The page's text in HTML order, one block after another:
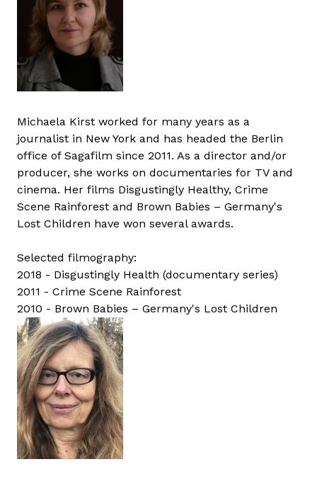
Michaela Kirst worked for many years as a
journalist in New York and has headed the Berlin
office of Sagafilm since 2011. As a director and/or
producer, she works on documentaries for TV and
cinema. Her films Disgustingly Healthy, Crime
Scene Rainforest and Brown Babies – Germany's
Lost Children have won several awards.
Selected filmography:
2018 - Disgustingly Health (documentary series)
2011 - Crime Scene Rainforest
2010 - Brown Babies – Germany's Lost Children